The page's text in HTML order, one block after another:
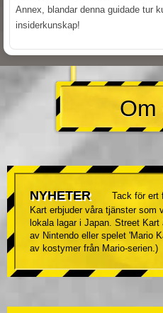
Annex, blandar denna guidade tur
insiderkunskap!
Om
NYHETER
Tack för ert
Kart erbjuder våra tjänster
lokala lagar i Japan. Street
av Nintendo eller spelet 'Mario
av kostymer från Mario-serien.)